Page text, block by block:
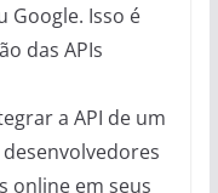
Google. Isso é
das APIs
a API de um
online em seus